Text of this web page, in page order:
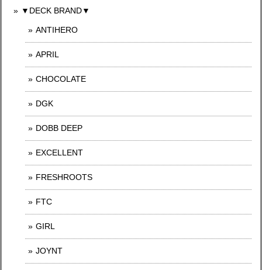
▼DECK BRAND▼
ANTIHERO
APRIL
CHOCOLATE
DGK
DOBB DEEP
EXCELLENT
FRESHROOTS
FTC
GIRL
JOYNT